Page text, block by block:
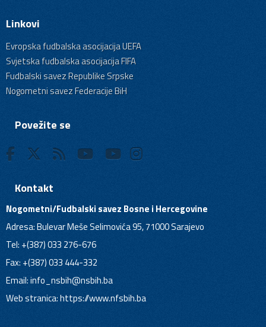
Linkovi
Evropska fudbalska asocijacija UEFA
Svjetska fudbalska asocijacija FIFA
Fudbalski savez Republike Srpske
Nogometni savez Federacije BiH
Povežite se
Kontakt
Nogometni/Fudbalski savez Bosne i Hercegovine
Adresa: Bulevar Meše Selimovića 95, 71000 Sarajevo
Tel: +(387) 033 276-676
Fax: +(387) 033 444-332
Email:info_nsbih@nsbih.ba
Web stranica: https://www.nfsbih.ba